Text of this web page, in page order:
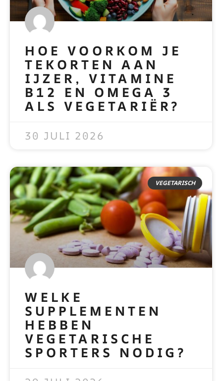
HOE VOORKOM JE
TEKORTEN AAN
IJZER, VITAMINE
B12 EN OMEGA 3
ALS VEGETARIËR?
30 JULI 2026
VEGETARISCH
WELKE
SUPPLEMENTEN
HEBBEN
VEGETARISCHE
SPORTERS NODIG?